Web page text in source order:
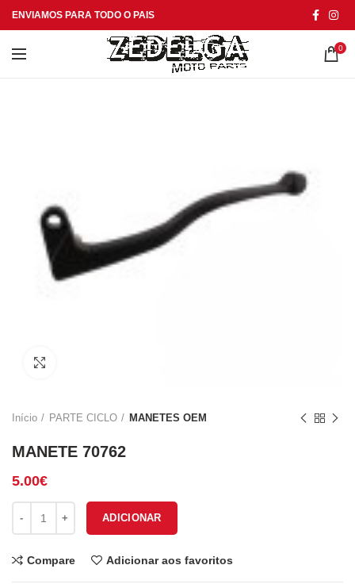
ENVIAMOS PARA TODO O PAIS
0
Início PARTE CICLO MANETES OEM
MANETE 70762
5.00€
ADICIONAR
Compare Adicionar aos favoritos